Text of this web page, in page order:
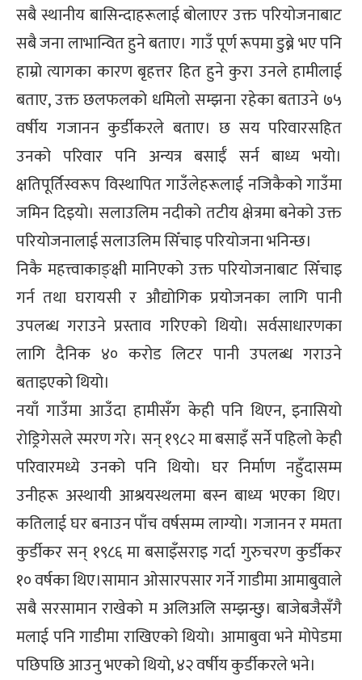
सबै स्थानीय बासिन्दाहरूलाई बोलाएर उक्त परियोजनाबाट
सबै जना लाभान्वित हुने बताए। गाउँ पूर्ण रूपमा डुब्ने भए पनि
हाम्रो त्यागका कारण बृहत्तर हित हुने कुरा उनले हामीलाई
बताए, उक्त छलफलको धमिलो सम्झना रहेका बताउने ७५
वर्षीय गजानन कुर्डीकरले बताए। छ सय परिवारसहित
उनको परिवार पनि अन्यत्र बसाईँ सर्न बाध्य भयो।
क्षतिपूर्तिस्वरूप विस्थापित गाउँलेहरूलाई नजिकैको गाउँमा
जमिन दिइयो। सलाउलिम नदीको तटीय क्षेत्रमा बनेको उक्त
परियोजनालाई सलाउलिम सिँचाइ परियोजना भनिन्छ।
निकै महत्त्वाकाङ्क्षी मानिएको उक्त परियोजनाबाट सिँचाइ
गर्न तथा घरायसी र औद्योगिक प्रयोजनका लागि पानी
उपलब्ध गराउने प्रस्ताव गरिएको थियो। सर्वसाधारणका
लागि दैनिक ४० करोड लिटर पानी उपलब्ध गराउने
बताइएको थियो।
नयाँ गाउँमा आउँदा हामीसँग केही पनि थिएन, इनासियो
रोड्रिगेसले स्मरण गरे। सन् १९८२ मा बसाइँ सर्ने पहिलो केही
परिवारमध्ये उनको पनि थियो। घर निर्माण नहुँदासम्म
उनीहरू अस्थायी आश्रयस्थलमा बस्न बाध्य भएका थिए।
कतिलाई घर बनाउन पाँच वर्षसम्म लाग्यो। गजानन र ममता
कुर्डीकर सन् १९८६ मा बसाइँसराइ गर्दा गुरुचरण कुर्डीकर
१० वर्षका थिए।सामान ओसारपसार गर्ने गाडीमा आमाबुवाले
सबै सरसामान राखेको म अलिअलि सम्झन्छु। बाजेबजैसँगै
मलाई पनि गाडीमा राखिएको थियो। आमाबुवा भने मोपेडमा
पछिपछि आउनु भएको थियो, ४२ वर्षीय कुर्डीकरले भने।